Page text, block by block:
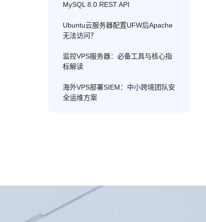
MySQL 8.0 REST API
Ubuntu云服务器配置UFW后Apache
无法访问？
监控VPS服务器：必备工具与核心指
标解读
海外VPS部署SIEM：中小跨境团队安
全运维方案